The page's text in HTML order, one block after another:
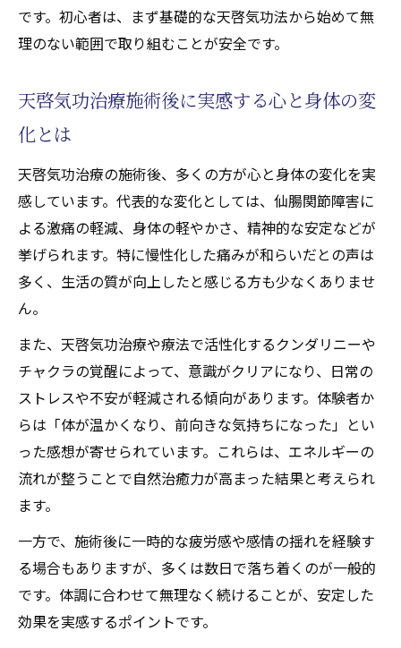
です。初心者は、まず基礎的な天啓気功法から始めて無
理のない範囲で取り組むことが安全です。
天啓気功治療施術後に実感する心と身体の変
化とは
天啓気功治療の施術後、多くの方が心と身体の変化を実
感しています。代表的な変化としては、仙腸関節障害に
よる激痛の軽減、身体の軽やかさ、精神的な安定などが
挙げられます。特に慢性化した痛みが和らいだとの声は
多く、生活の質が向上したと感じる方も少なくありませ
ん。
また、天啓気功治療や療法で活性化するクンダリニーや
チャクラの覚醒によって、意識がクリアになり、日常の
ストレスや不安が軽減される傾向があります。体験者か
らは「体が温かくなり、前向きな気持ちになった」とい
った感想が寄せられています。これらは、エネルギーの
流れが整うことで自然治癒力が高まった結果と考えられ
ます。
一方で、施術後に一時的な疲労感や感情の揺れを経験す
る場合もありますが、多くは数日で落ち着くのが一般的
です。体調に合わせて無理なく続けることが、安定した
効果を実感するポイントです。